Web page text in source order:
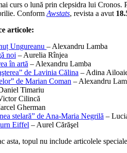
curs o lună prin clepsidra lui Cronos.
Conform Awstats, revista a avut
articole:
Ungureanu – Alexandru Lamba
noi – Aurelia Rînjea
în artă – Alexandru Lamba
de Lavinia Călina – Adina
de Marian Coman – Alexandru
Timariu
Cilincă
Gherman
stelară” de Ana-Maria Negrilă –
Eiffel – Aurel Cărăşel
asta, topul nu include articolele